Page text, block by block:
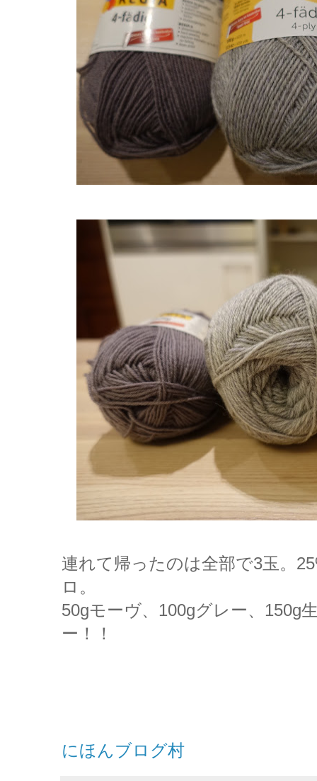
連れて帰ったのは全部で3玉。
ロ。
50gモーヴ、100gグレー、150g
ー！！
にほんブログ村